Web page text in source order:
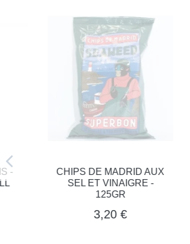
CHIPS DE MADRID AUX
SEL ET VINAIGRE -
125GR
3,20 €